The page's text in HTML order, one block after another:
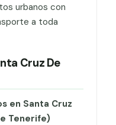
urbanos con
a toda
Cruz De
en Santa Cruz
Tenerife)